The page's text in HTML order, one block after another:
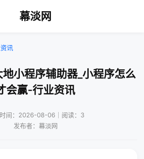
幕淡网
讯
小程序辅助器_小程序怎么
会赢-行业资讯
间：2026-08-06｜阅读：3
发布者：幕淡网